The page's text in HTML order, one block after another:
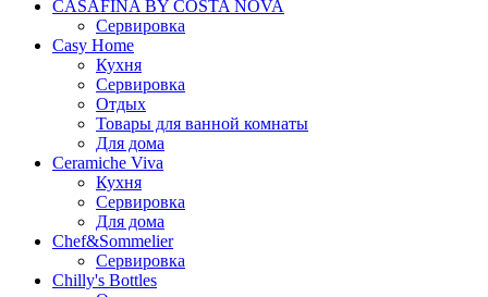
CASAFINA BY COSTA NOVA
Сервировка
Casy Home
Кухня
Сервировка
Отдых
Товары для ванной комнаты
Для дома
Ceramiche Viva
Кухня
Сервировка
Для дома
Chef&Sommelier
Сервировка
Chilly's Bottles